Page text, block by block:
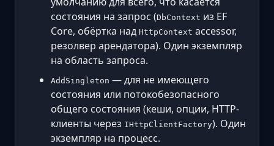
состояния на запрос (DbContext из EF
Core, обёртка над HttpContext accessor,
резолвер арендатора). Один экземпляр
на область запроса.
AddSingleton — для не имеющего
состояния или потокобезопасного
общего состояния (кеши, опции, HTTP-
клиенты через IHttpClientFactory). Один
экземпляр на процесс.